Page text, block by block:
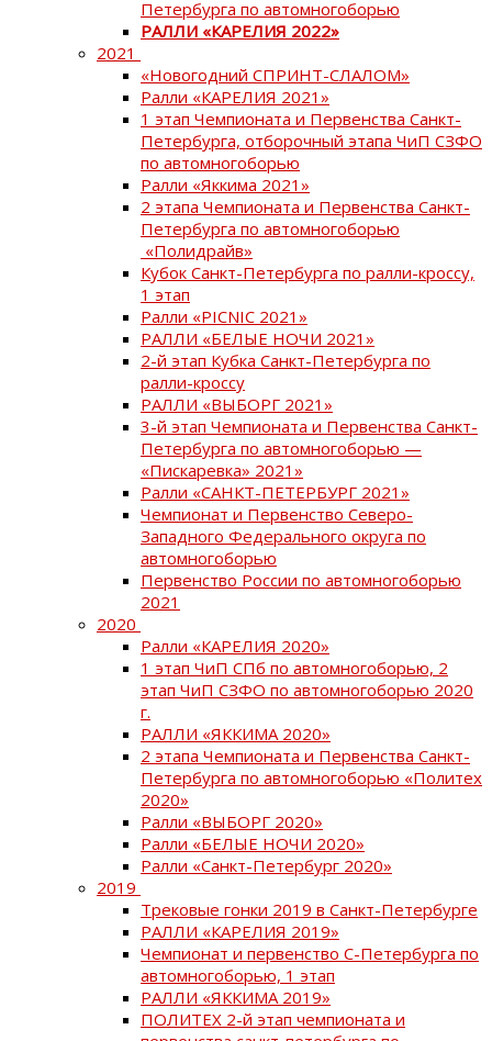
Петербурга по автомногоборью
РАЛЛИ «КАРЕЛИЯ 2022»
2021
«Новогодний СПРИНТ-СЛАЛОМ»
Ралли «КАРЕЛИЯ 2021»
1 этап Чемпионата и Первенства Санкт-
Петербурга, отборочный этапа ЧиП СЗФО
по автомногоборью
Ралли «Яккима 2021»
2 этапа Чемпионата и Первенства Санкт-
Петербурга по автомногоборью
«Полидрайв»
Кубок Санкт-Петербурга по ралли-кроссу,
1 этап
Ралли «PICNIC 2021»
РАЛЛИ «БЕЛЫЕ НОЧИ 2021»
2-й этап Кубка Санкт-Петербурга по
ралли-кроссу
РАЛЛИ «ВЫБОРГ 2021»
3-й этап Чемпионата и Первенства Санкт-
Петербурга по автомногоборью —
«Пискаревка» 2021»
Ралли «САНКТ-ПЕТЕРБУРГ 2021»
Чемпионат и Первенство Северо-
Западного Федерального округа по
автомногоборью
Первенство России по автомногоборью
2021
2020
Ралли «КАРЕЛИЯ 2020»
1 этап ЧиП СПб по автомногоборью, 2
этап ЧиП СЗФО по автомногоборью 2020
г.
РАЛЛИ «ЯККИМА 2020»
2 этапа Чемпионата и Первенства Санкт-
Петербурга по автомногоборью «Политех
2020»
Ралли «ВЫБОРГ 2020»
Ралли «БЕЛЫЕ НОЧИ 2020»
Ралли «Санкт-Петербург 2020»
2019
Трековые гонки 2019 в Санкт-Петербурге
РАЛЛИ «КАРЕЛИЯ 2019»
Чемпионат и первенство С-Петербурга по
автомногоборью, 1 этап
РАЛЛИ «ЯККИМА 2019»
ПОЛИТЕХ 2-й этап чемпионата и